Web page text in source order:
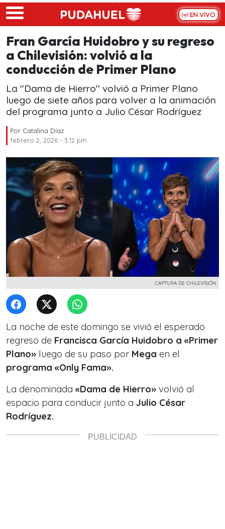
Skip to main content
EN VIVO
Fran García Huidobro y su regreso
a Chilevisión: volvió a la
conducción de Primer Plano
La "Dama de Hierro'' volvió a Primer Plano
luego de siete años para volver a la animación
del programa junto a Julio César Rodríguez
Por Catalina Díaz
febrero 2, 2026 - 3:12 pm
CAPTURA DE CHILEVISIÓN
La noche de este domingo se vivió el esperado
regreso de Francisca García Huidobro a «Primer
Plano» luego de su paso por Mega en el
programa «Only Fama».
La denominada «Dama de Hierro» volvió al
espacio para conducir junto a Julio César
Rodríguez.